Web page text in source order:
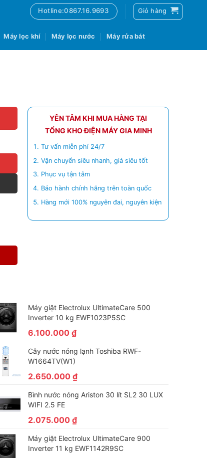
Hotline:0867.16.9693 Giỏ hàng
Máy lọc khí Máy lọc nước Máy rửa bát
YÊN TÂM KHI MUA HÀNG TẠI
TỔNG KHO ĐIỆN MÁY GIA MINH
Tư vấn miễn phí 24/7
Vận chuyển siêu nhanh, giá siêu tốt
Phục vụ tận tâm
Bảo hành chính hãng trên toàn quốc
Hàng mới 100% nguyên đai, nguyên kiện
Máy giặt Electrolux UltimateCare 500
Inverter 10 kg EWF1023P5SC
6.100.000₫
Cây nước nóng lạnh Toshiba RWF-
W1664TV(W1)
2.650.000₫
Bình nước nóng Ariston 30 lít SL2 30 LUX
WIFI 2.5 FE
2.075.000₫
Máy giặt Electrolux UltimateCare 900
Inverter 11 kg EWF1142R9SC